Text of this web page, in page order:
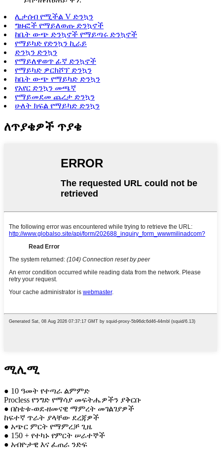
ሊታሰብ የሚችል V ድንኳን
ግዙፎች የማይለወጡ ድንኳኖች
ከቤት ውጭ ድንኳኖች የማይጣሩ ድንኳኖች
የማይካድ የድንኳን ኪራይ
ድንኳን ድንኳን
የማይለዋወጥ ፊኛ ድንኳኖች
የማይካድ ዎርክሾፕ ድንኳን
ከቤት ውጭ የማይካድ ድንኳን
የአየር ድንኳን መጫኛ
የማይመደመ ጨረታ ድንኳን
ሁለት ክፍል የማይካድ ድንኳን
ለጥያቄዎች ጥያቄ
ሚሊሚ
● 10 ዓመት የተጣራ ልምምድ
Procless የንግድ የማሳያ መፍትሔዎችን ያቅርቡ
● በስቴቱ-ወደ-ዘመናዊ ማምረት መገልገያዎች
ከፍተኛ ጥራት ያላቸው ደረጃዎች
● አጭር ምርት የማምረቻ ጊዜ
● 150 + የተካኑ የምርት ሠራተኞች
● አብዮታዊ እና ፈጠራ ንድፍ